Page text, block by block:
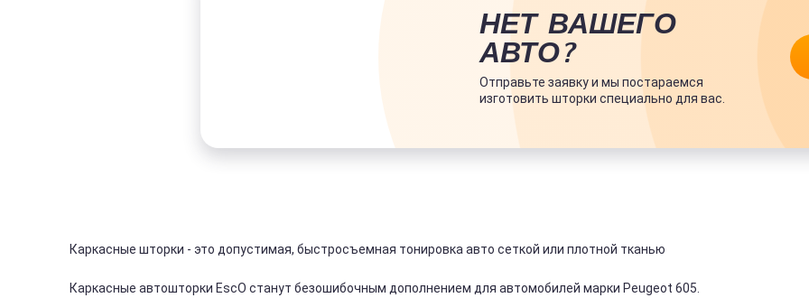
НЕТ ВАШЕГО
АВТО?
Отправьте заявку и мы постараемся
изготовить шторки специально для вас.
Каркасные шторки - это допустимая, быстросъемная тонировка авто сеткой или плотной тканью
Каркасные автошторки EscO станут безошибочным дополнением для автомобилей марки Peugeot 605.